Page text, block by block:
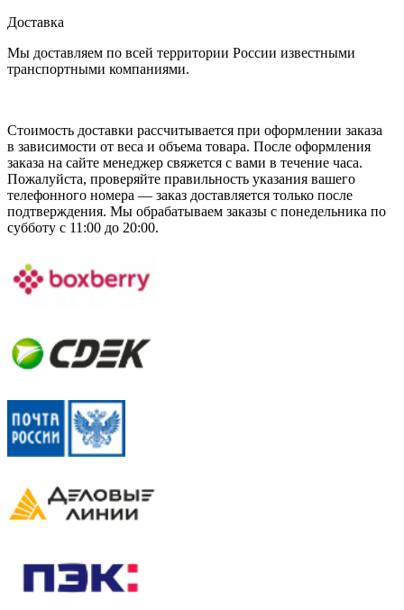
Доставка
Мы доставляем по всей территории России известными
транспортными компаниями.
Стоимость доставки рассчитывается при оформлении заказа
в зависимости от веса и объема товара. После оформления
заказа на сайте менеджер свяжется с вами в течение часа.
Пожалуйста, проверяйте правильность указания вашего
телефонного номера — заказ доставляется только после
подтверждения. Мы обрабатываем заказы с понедельника по
субботу с 11:00 до 20:00.